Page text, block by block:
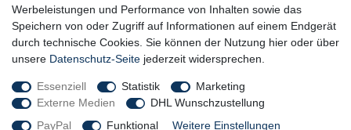
AGB
Impressum
Newsletter
Newsletter-Anmeldung
Werbeleistungen und Performance von Inhalten sowie das
Speichern von oder Zugriff auf Informationen auf einem Endgerät
durch technische Cookies. Sie können der Nutzung hier oder über
unsere Datenschutz-Seite jederzeit widersprechen.
Essenziell Statistik
Marketing
Externe Medien
DHL Wunschzustellung
PayPal
Funktional Weitere Einstellungen